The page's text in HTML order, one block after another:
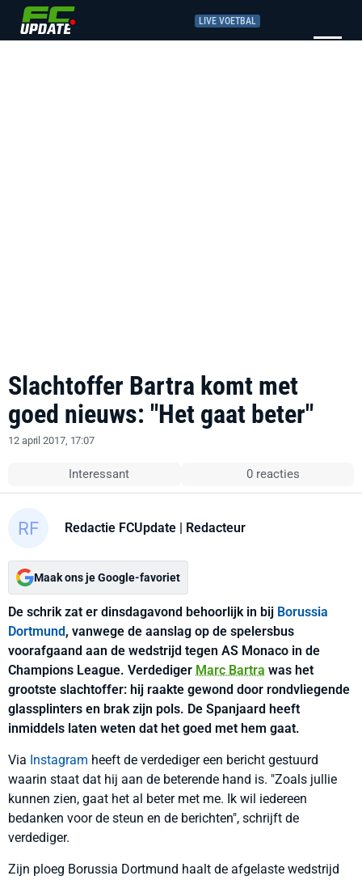
LIVE VOETBAL
Slachtoffer Bartra komt met
goed nieuws: "Het gaat beter"
12 april 2017, 17:07
Interessant 0 reacties
Redactie FCUpdate | Redacteur
Maak ons je Google-favoriet
De schrik zat er dinsdagavond behoorlijk in bij Borussia
Dortmund, vanwege de aanslag op de spelersbus
voorafgaand aan de wedstrijd tegen AS Monaco in de
Champions League. Verdediger Marc Bartra was het
grootste slachtoffer: hij raakte gewond door rondvliegende
glassplinters en brak zijn pols. De Spanjaard heeft
inmiddels laten weten dat het goed met hem gaat.
Via Instagram heeft de verdediger een bericht gestuurd
waarin staat dat hij aan de beterende hand is. "Zoals jullie
kunnen zien, gaat het al beter met me. Ik wil iedereen
bedanken voor de steun en de berichten", schrijft de
verdediger.
Zijn ploeg Borussia Dortmund haalt de afgelaste wedstrijd